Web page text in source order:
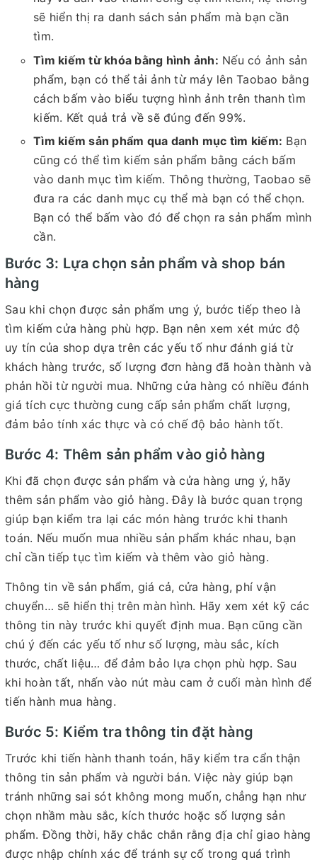
sẽ hiển thị ra danh sách sản phẩm mà bạn cần
tìm.
Tìm kiếm từ khóa bằng hình ảnh: Nếu có ảnh sản
phẩm, bạn có thể tải ảnh từ máy lên Taobao bằng
cách bấm vào biểu tượng hình ảnh trên thanh tìm
kiếm. Kết quả trả về sẽ đúng đến 99%.
Tìm kiếm sản phẩm qua danh mục tìm kiếm: Bạn
cũng có thể tìm kiếm sản phẩm bằng cách bấm
vào danh mục tìm kiếm. Thông thường, Taobao sẽ
đưa ra các danh mục cụ thể mà bạn có thể chọn.
Bạn có thể bấm vào đó để chọn ra sản phẩm mình
cần.
Bước 3: Lựa chọn sản phẩm và shop bán
hàng
Sau khi chọn được sản phẩm ưng ý, bước tiếp theo là
tìm kiếm cửa hàng phù hợp. Bạn nên xem xét mức độ
uy tín của shop dựa trên các yếu tố như đánh giá từ
khách hàng trước, số lượng đơn hàng đã hoàn thành và
phản hồi từ người mua. Những cửa hàng có nhiều đánh
giá tích cực thường cung cấp sản phẩm chất lượng,
đảm bảo tính xác thực và có chế độ bảo hành tốt.
Bước 4: Thêm sản phẩm vào giỏ hàng
Khi đã chọn được sản phẩm và cửa hàng ưng ý, hãy
thêm sản phẩm vào giỏ hàng. Đây là bước quan trọng
giúp bạn kiểm tra lại các món hàng trước khi thanh
toán. Nếu muốn mua nhiều sản phẩm khác nhau, bạn
chỉ cần tiếp tục tìm kiếm và thêm vào giỏ hàng.
Thông tin về sản phẩm, giá cả, cửa hàng, phí vận
chuyển… sẽ hiển thị trên màn hình. Hãy xem xét kỹ các
thông tin này trước khi quyết định mua. Bạn cũng cần
chú ý đến các yếu tố như số lượng, màu sắc, kích
thước, chất liệu… để đảm bảo lựa chọn phù hợp. Sau
khi hoàn tất, nhấn vào nút màu cam ở cuối màn hình để
tiến hành mua hàng.
Bước 5: Kiểm tra thông tin đặt hàng
Trước khi tiến hành thanh toán, hãy kiểm tra cẩn thận
thông tin sản phẩm và người bán. Việc này giúp bạn
tránh những sai sót không mong muốn, chẳng hạn như
chọn nhầm màu sắc, kích thước hoặc số lượng sản
phẩm. Đồng thời, hãy chắc chắn rằng địa chỉ giao hàng
được nhập chính xác để tránh sự cố trong quá trình